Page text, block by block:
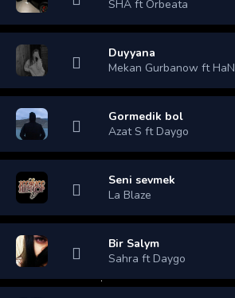
SHA ft Orbeata
Duyyana
Mekan Gurbanow ft HaN
Gormedik bol
Azat S ft Daygo
Seni sevmek
La Blaze
Bir Salym
Sahra ft Daygo